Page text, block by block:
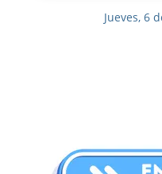
Jueves, 6